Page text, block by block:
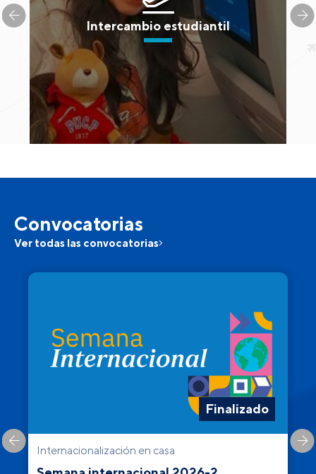
Intercambio estudiantil
Convocatorias
Ver todas las convocatorias
Finalizado
Internacionalización en casa